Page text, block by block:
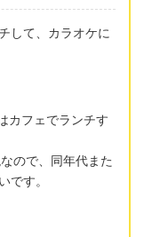
して、カラオケに
フェでランチす
ので、同年代また
です。